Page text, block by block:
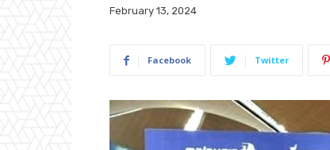
February 13, 2024
Facebook Twitter